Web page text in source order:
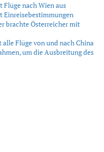
nach Wien aus
Einreisebestimmungen
brachte Österreicher mit
Flüge von und nach China
um die Ausbreitung des